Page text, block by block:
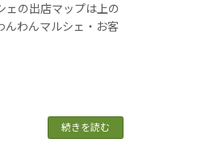
ェの出店マップは上の
んわんマルシェ・お客
続きを読む